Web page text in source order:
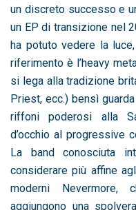
un discreto successo e
un EP di transizione nel
ha potuto vedere la
riferimento è l’heavy
si lega alla tradizione
Priest, ecc.) bensì
riffoni poderosi alla
d’occhio al progressive
La band conosciuta
considerare più affine
moderni Nevermore,
aggiungono una